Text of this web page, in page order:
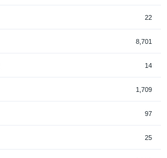
22
8,701
14
1,709
97
25